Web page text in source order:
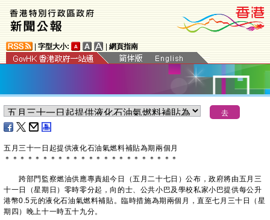
字型大小: 網頁指南
五月三十一日起提供液化石油氣燃料補貼為期兩個月
＊ ＊ ＊ ＊ ＊ ＊ ＊ ＊ ＊ ＊ ＊ ＊ ＊ ＊ ＊ ＊ ＊ ＊ ＊ ＊ ＊ ＊ ＊
跨部門監察燃油供應專責組今日（五月二十七日）公布，政府將由五月三
十一日（星期日）零時零分起，向的士、公共小巴及學校私家小巴提供每公升
港幣0.5元的液化石油氣燃料補貼。臨時措施為期兩個月，直至七月三十日（星
期四）晚上十一時五十九分。